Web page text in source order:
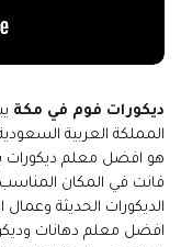
ديكورات فوم في مكة
المملكة العربية
هو افضل معلم ديكورات
فانت في المكان
الديكورات الحديثة
افضل معلم دهانات